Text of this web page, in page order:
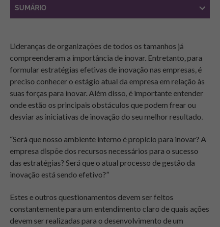
SUMÁRIO
Lideranças de organizações de todos os tamanhos já
compreenderam a importância de inovar. Entretanto, para
formular estratégias efetivas de inovação nas empresas, é
preciso conhecer o estágio atual da empresa em relação às
suas forças para inovar. Além disso, é importante entender
onde estão os principais obstáculos que podem frear ou
desviar as iniciativas de inovação do seu melhor resultado.
“Será que nosso ambiente interno é propício para inovar? A
empresa dispõe dos recursos necessários para o sucesso
das estratégias? Será que o atual processo de gestão da
inovação está sendo efetivo?”
Estes e outros questionamentos devem ser feitos
constantemente para um entendimento claro de quais ações
devem ser realizadas para o desenvolvimento de um